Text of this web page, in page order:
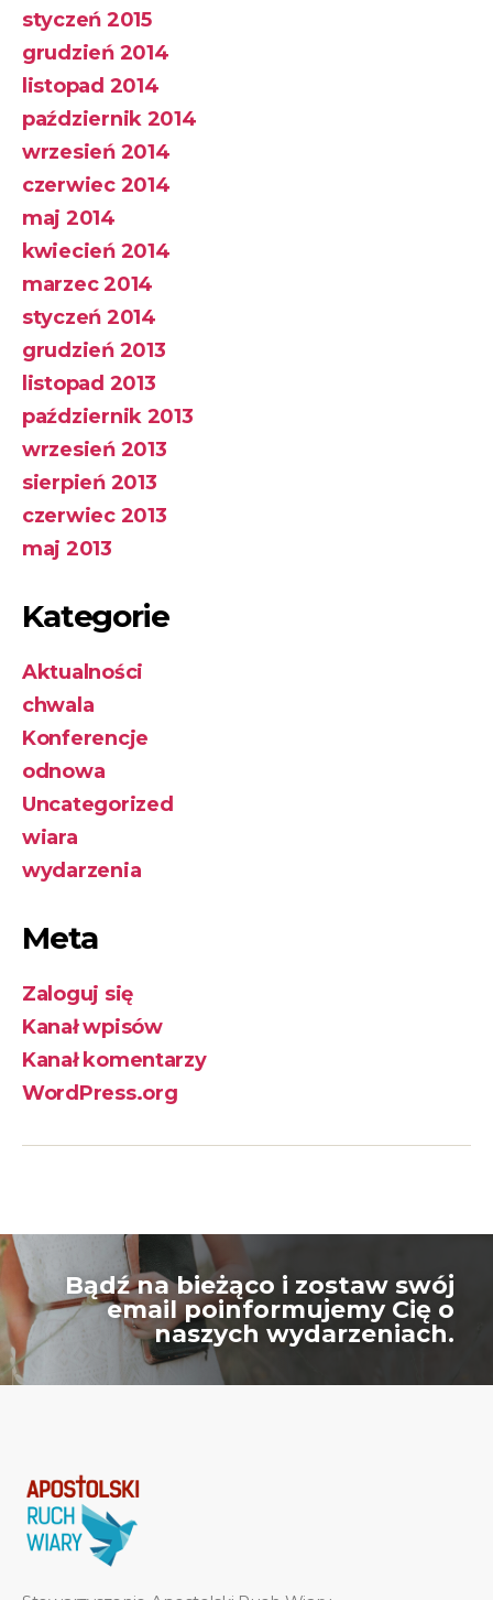
styczeń 2015
grudzień 2014
listopad 2014
październik 2014
wrzesień 2014
czerwiec 2014
maj 2014
kwiecień 2014
marzec 2014
styczeń 2014
grudzień 2013
listopad 2013
październik 2013
wrzesień 2013
sierpień 2013
czerwiec 2013
maj 2013
Kategorie
Aktualności
chwala
Konferencje
odnowa
Uncategorized
wiara
wydarzenia
Meta
Zaloguj się
Kanał wpisów
Kanał komentarzy
WordPress.org
Bądź na bieżąco i zostaw swój
email poinformujemy Cię o
naszych wydarzeniach.